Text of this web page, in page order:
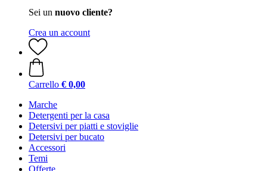
Sei un nuovo cliente?
Crea un account
Carrello € 0,00
Marche
Detergenti per la casa
Detersivi per piatti e stoviglie
Detersivi per bucato
Accessori
Temi
Offerte